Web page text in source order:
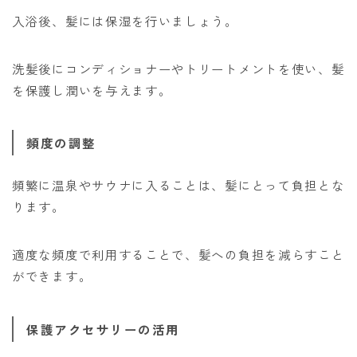
入浴後、髪には保湿を行いましょう。
洗髪後にコンディショナーやトリートメントを使い、髪
を保護し潤いを与えます。
頻度の調整
頻繁に温泉やサウナに入ることは、髪にとって負担とな
ります。
適度な頻度で利用することで、髪への負担を減らすこと
ができます。
保護アクセサリーの活用